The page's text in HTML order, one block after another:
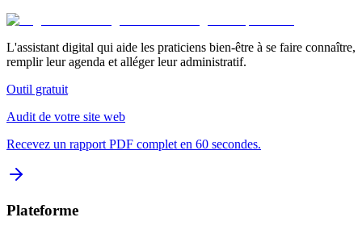
L'assistant digital qui aide les praticiens bien-être à se faire connaître,
remplir leur agenda et alléger leur administratif.
Outil gratuit
Audit de votre site web
Recevez un rapport PDF complet en 60 secondes.
Plateforme